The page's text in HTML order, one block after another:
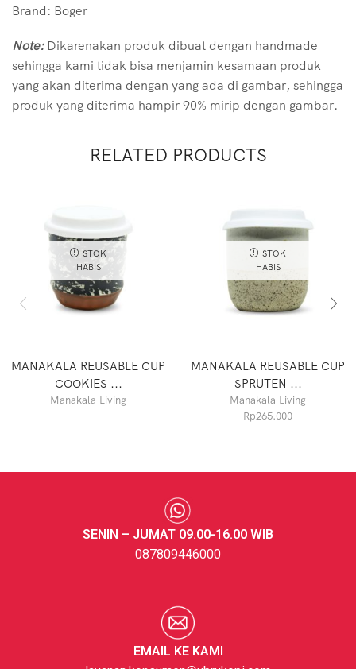
Brand: Boger
Note: Dikarenakan produk dibuat dengan handmade
sehingga kami tidak bisa menjamin kesamaan produk
yang akan diterima dengan yang ada di gambar, sehingga
produk yang diterima hampir 90% mirip dengan gambar.
RELATED PRODUCTS
STOK
HABIS
MANAKALA REUSABLE CUP
COOKIES ...
Manakala Living
STOK
HABIS
MANAKALA REUSABLE CUP
SPRUTEN ...
Manakala Living
Rp265.000
SENIN – JUMAT 09.00-16.00 WIB
087809446000
EMAIL KE KAMI